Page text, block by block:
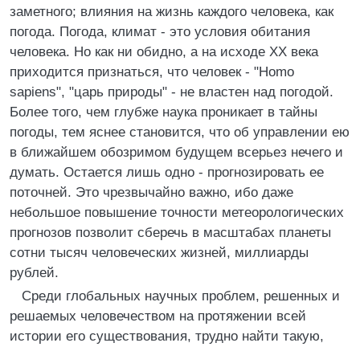
заметного; влияния на жизнь каждого человека, как
погода. Погода, климат - это условия обитания
человека. Но как ни обидно, а на исходе XX века
приходится признаться, что человек - "Homo
sapiens", "царь природы" - не властен над погодой.
Более того, чем глубже наука проникает в тайны
погоды, тем яснее становится, что об управлении ею
в ближайшем обозримом будущем всерьез нечего и
думать. Остается лишь одно - прогнозировать ее
поточней. Это чрезвычайно важно, ибо даже
небольшое повышение точности метеорологических
прогнозов позволит сберечь в масштабах планеты
сотни тысяч человеческих жизней, миллиарды
рублей.
Среди глобальных научных проблем, решенных и
решаемых человечеством на протяжении всей
истории его существования, трудно найти такую,